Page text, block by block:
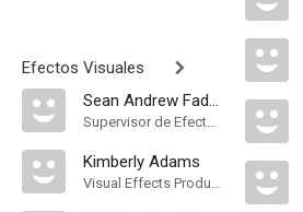
Efectos Visuales
Sean Andrew Faden
Supervisor de Efectos Visuales
Kimberly Adams
Visual Effects Producer